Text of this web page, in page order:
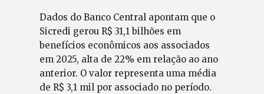
Dados do Banco Central apontam que o
Sicredi gerou R$ 31,1 bilhões em
benefícios econômicos aos associados
em 2025, alta de 22% em relação ao ano
anterior. O valor representa uma média
de R$ 3,1 mil por associado no período.